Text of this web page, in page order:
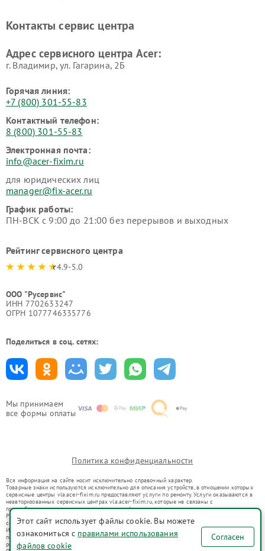
Мы принимаем
все формы оплаты
Контакты сервис центра
Адрес сервисного центра Acer:
г. Владимир, ул. Гагарина, 2Б
Горячая линия:
+7 (800) 301-55-83
Контактный телефон:
8 (800) 301-55-83
Электронная почта:
info@acer-fixim.ru
для юридических лиц
manager@fix-acer.ru
График работы:
ПН-ВСК с 9:00 до 21:00 без перерывов и выходных
Рейтинг сервисного центра
4.9-5.0
ООО "Русервис"
ИНН 7702633247
ОГРН 1077746335776
Поделиться в соц. сетях:
Политика конфиденциальности
Вся информация на сайте носит исключительно справочный характер.
Товарные знаки используются исключительно для описания устройств, в отношении которых
сервисные центры vla.acer-fixim.ru предоставляют услуги по ремонту. Услуги оказываются в
неавторизованных сервисных центрах vla.acer-fixim.ru, которые не связаны с
правообладателями товарных знаков или их официальными представителями.
Ремонт осуществляется для устройств, уже введенных в гражданский оборот в соответствии
со статьей 1487 ГК РФ.
Использование товарных знаков не преследует цели индивидуализации услуг или введения
потребителей в заблуждение, а служит для информирования о предоставляемых услугах по
ремонту техники указанных брендов.
Этот сайт использует файлы cookie. Вы можете
ознакомиться с правилами использования
файлов cookie
Согласен